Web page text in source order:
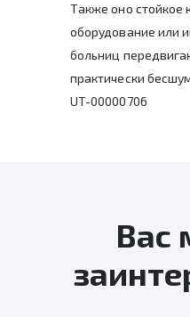
Также оно стойкое
оборудование или
больниц
практически
UT-00000706
Вас